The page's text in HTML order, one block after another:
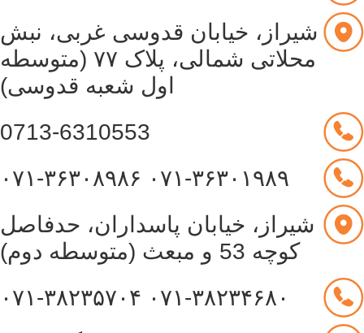
شیراز، خیابان قدوسی غربی، نبش
محلاتی شمالی، پلاک ۷۷ (متوسطه
اول شعبه قدوسی)
0713-6310553
۰۷۱-۳۶۳۰۱۹۸۹
۰۷۱-۳۶۳۰۸۹۸۶
شیراز، خیابان پاسداران، حدفاصل
کوچه 53 و مبعث (متوسطه دوم)
۰۷۱-۳۸۲۳۴۶۸۰
۰۷۱-۳۸۲۳۵۷۰۴